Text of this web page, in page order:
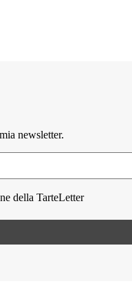
newsletter.
della TarteLetter